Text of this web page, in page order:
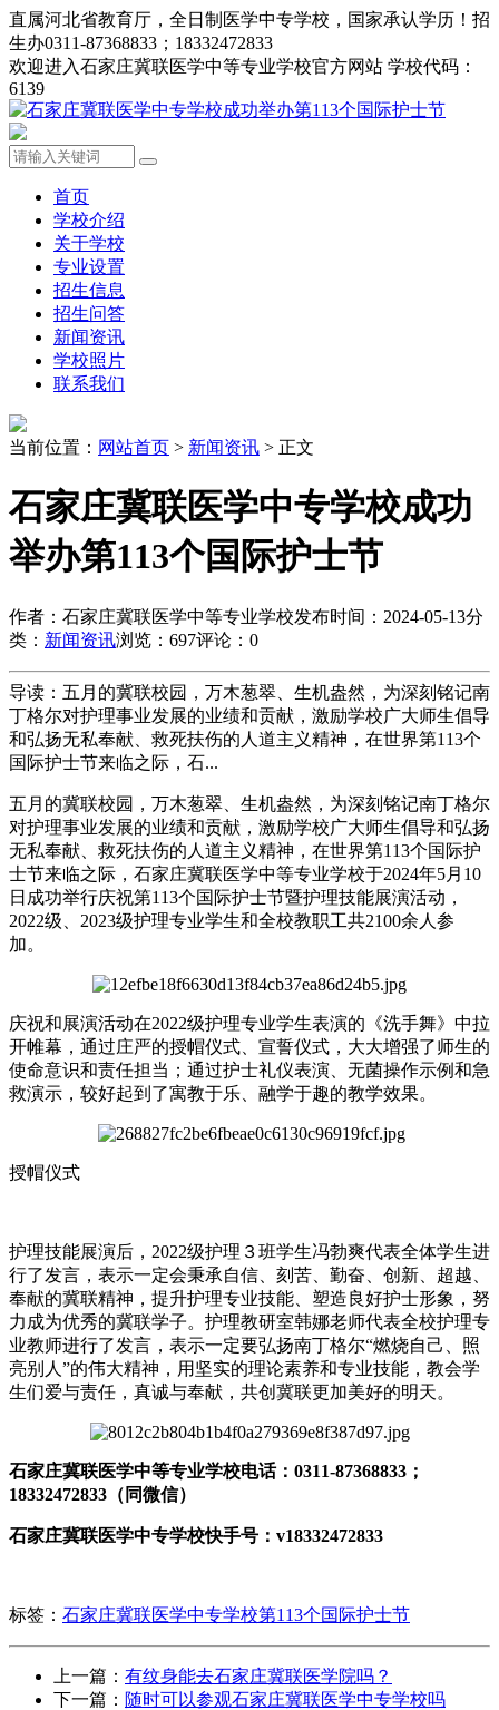
直属河北省教育厅，全日制医学中专学校，国家承认学历！招
生办0311-87368833；18332472833
欢迎进入石家庄冀联医学中等专业学校官方网站 学校代码：
6139
首页
学校介绍
关于学校
专业设置
招生信息
招生问答
新闻资讯
学校照片
联系我们
当前位置： 网站首页 > 新闻资讯 > 正文
石家庄冀联医学中专学校成功
举办第113个国际护士节
作者：石家庄冀联医学中等专业学校发布时间：2024-05-13分
类： 新闻资讯浏览：697评论：0
导读：五月的冀联校园，万木葱翠、生机盎然，为深刻铭记南
丁格尔对护理事业发展的业绩和贡献，激励学校广大师生倡导
和弘扬无私奉献、救死扶伤的人道主义精神，在世界第113个
国际护士节来临之际，石...
五月的冀联校园，万木葱翠、生机盎然，为深刻铭记南丁格尔
对护理事业发展的业绩和贡献，激励学校广大师生倡导和弘扬
无私奉献、救死扶伤的人道主义精神，在世界第113个国际护
士节来临之际，石家庄冀联医学中等专业学校于2024年5月10
日成功举行庆祝第113个国际护士节暨护理技能展演活动，
2022级、2023级护理专业学生和全校教职工共2100余人参
加。
庆祝和展演活动在2022级护理专业学生表演的《洗手舞》中拉
开帷幕，通过庄严的授帽仪式、宣誓仪式，大大增强了师生的
使命意识和责任担当；通过护士礼仪表演、无菌操作示例和急
救演示，较好起到了寓教于乐、融学于趣的教学效果。
授帽仪式
护理技能展演后，2022级护理３班学生冯勃爽代表全体学生进
行了发言，表示一定会秉承自信、刻苦、勤奋、创新、超越、
奉献的冀联精神，提升护理专业技能、塑造良好护士形象，努
力成为优秀的冀联学子。护理教研室韩娜老师代表全校护理专
业教师进行了发言，表示一定要弘扬南丁格尔“燃烧自己、照
亮别人”的伟大精神，用坚实的理论素养和专业技能，教会学
生们爱与责任，真诚与奉献，共创冀联更加美好的明天。
石家庄冀联医学中等专业学校电话：0311-87368833；
18332472833（同微信）
石家庄冀联医学中专学校快手号：v18332472833
标签： 石家庄冀联医学中专学校第113个国际护士节
上一篇： 有纹身能去石家庄冀联医学院吗？
下一篇： 随时可以参观石家庄冀联医学中专学校吗